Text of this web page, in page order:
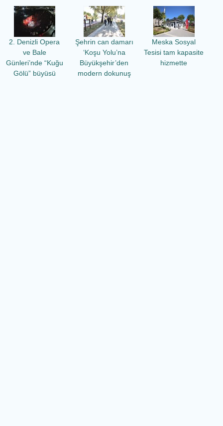
2. Denizli Opera
ve Bale
Günleri’nde “Kuğu
Gölü” büyüsü
Şehrin can damarı
‘Koşu Yolu’na
Büyükşehir’den
modern dokunuş
Meska Sosyal
Tesisi tam kapasite
hizmette